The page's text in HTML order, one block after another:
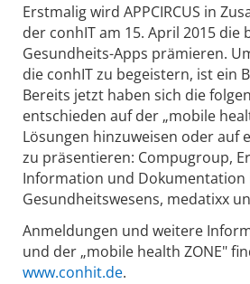
Erstmalig wird APPCIRCUS in
der conhIT am 15. April 2015 die
Gesundheits-Apps prämieren.
die conhIT zu begeistern, ist ein
Bereits jetzt haben sich die
entschieden auf der „mobile
Lösungen hinzuweisen oder auf
zu präsentieren: Compugroup,
Information und Dokumentation
Gesundheitswesens, medatixx
Anmeldungen und weitere
und der „mobile health ZONE"
www.conhit.de.